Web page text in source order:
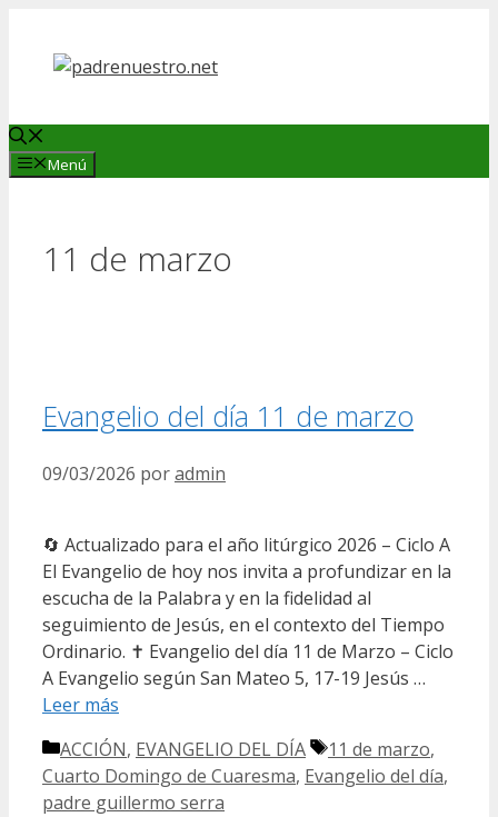
contenido
Menú
11 de marzo
Evangelio del día 11 de marzo
09/03/2026 poradmin
🔄 Actualizado para el año litúrgico 2026 – Ciclo A
El Evangelio de hoy nos invita a profundizar en la
escucha de la Palabra y en la fidelidad al
seguimiento de Jesús, en el contexto del Tiempo
Ordinario. ✝️ Evangelio del día 11 de Marzo – Ciclo
A Evangelio según San Mateo 5, 17-19 Jesús …
Leer más
Categorías
ACCIÓN, EVANGELIO DEL DÍA Etiquetas
11 de marzo,
Cuarto Domingo de Cuaresma, Evangelio del día,
padre guillermo serra